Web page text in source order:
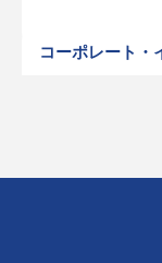
コーポレート・